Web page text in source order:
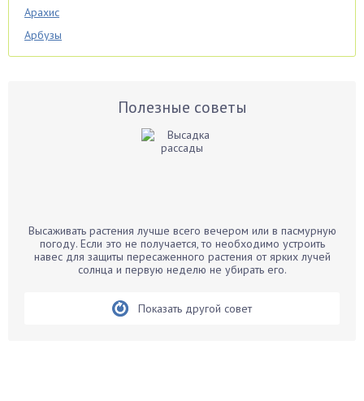
Арахис
Арбузы
Аспарагус
Бархатцы
Бегония
Полезные советы
Высаживать растения лучше всего вечером или в пасмурную
погоду. Если это не получается, то необходимо устроить
навес для защиты пересаженного растения от ярких лучей
солнца и первую неделю не убирать его.
Показать другой совет